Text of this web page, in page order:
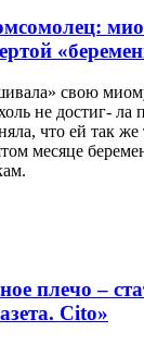
свою
не достиг- ла
что ей так же
месяце
плечо –
Cito»